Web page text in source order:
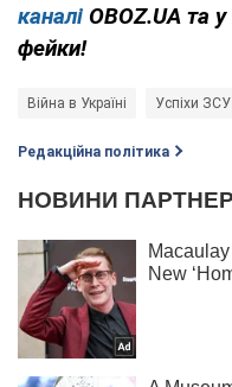
каналі OBOZ.UA та у
фейки!
Війна в Україні Успіхи ЗСУ
Редакційна політика